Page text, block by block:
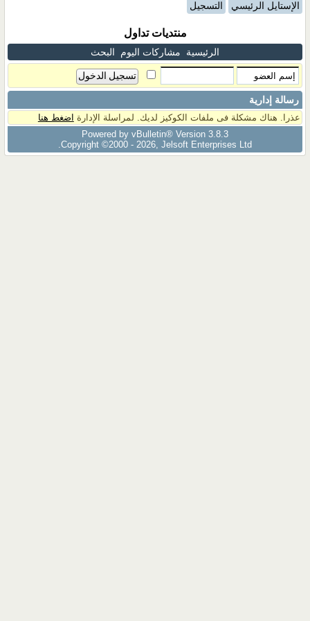
الإستايل الرئيسي التسجيل
منتديات تداول
الرئيسية مشاركات اليوم البحث
رسالة إدارية
عذرا. هناك مشكلة فى ملفات الكوكيز لديك. لمراسلة الإدارة اضغط هنا
Powered by vBulletin® Version 3.8.3
Copyright ©2000 - 2026, Jelsoft Enterprises Ltd.